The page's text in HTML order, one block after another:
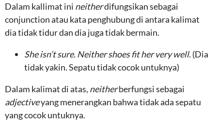
Dalam kallimat ini neitherdifungsikan sebagai
conjunction atau kata penghubung di antara kalimat
dia tidak tidur dan dia juga tidak bermain.
She isn’t sure. Neither shoes fit her very well.(Dia
tidak yakin. Sepatu tidak cocok untuknya)
Dalam kalimat di atas, neitherberfungsi sebagai
adjectiveyang menerangkan bahwa tidak ada sepatu
yang cocok untuknya.